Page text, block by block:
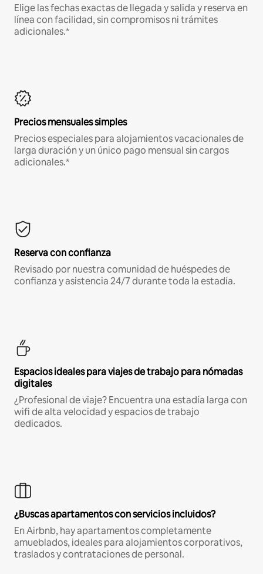
Elige las fechas exactas de llegada y salida y reserva en
línea con facilidad, sin compromisos ni trámites
adicionales.*
Precios mensuales simples
Precios especiales para alojamientos vacacionales de
larga duración y un único pago mensual sin cargos
adicionales.*
Reserva con confianza
Revisado por nuestra comunidad de huéspedes de
confianza y asistencia 24/7 durante toda la estadía.
Espacios ideales para viajes de trabajo para nómadas
digitales
¿Profesional de viaje? Encuentra una estadía larga con
wifi de alta velocidad y espacios de trabajo
dedicados.
¿Buscas apartamentos con servicios incluidos?
En Airbnb, hay apartamentos completamente
amueblados, ideales para alojamientos corporativos,
traslados y contrataciones de personal.